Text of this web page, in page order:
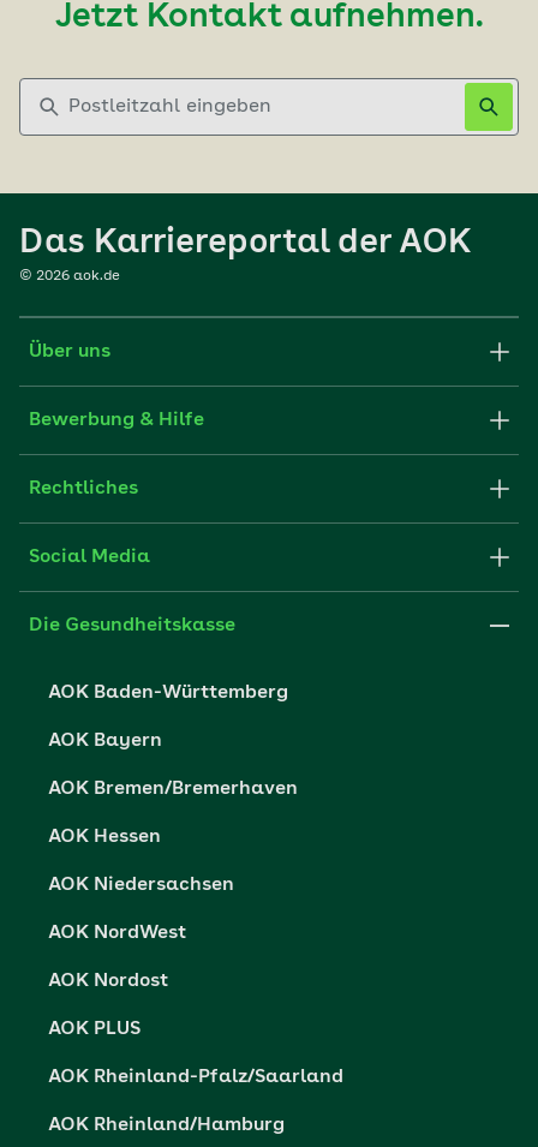
Jetzt Kontakt aufnehmen.
Das Karriereportal der AOK
© 2026 aok.de
Über uns
Karriere-Startseite
Unsere Kultur
Bewerbung & Hilfe
Stellenangebote
Rechtliches
Impressum
Datenschutzrechte
Barrierefreiheit
Barriere melden
Social Media
Die Gesundheitskasse
AOK Baden-Württemberg
AOK Bayern
AOK Bremen/Bremerhaven
AOK Hessen
AOK Niedersachsen
AOK NordWest
AOK Nordost
AOK PLUS
AOK Rheinland-Pfalz/Saarland
AOK Rheinland/Hamburg